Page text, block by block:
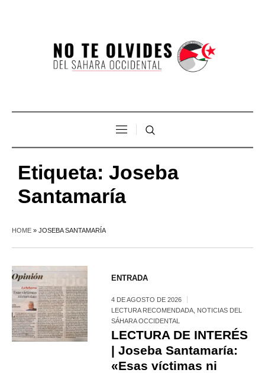
Etiqueta: Joseba
Santamaría
HOME » JOSEBA SANTAMARÍA
ENTRADA
4 DE AGOSTO DE 2026
LECTURA RECOMENDADA NOTICIAS DEL
SÁHARA OCCIDENTAL
LECTURA DE INTERÉS
| Joseba Santamaría:
«Esas víctimas ni